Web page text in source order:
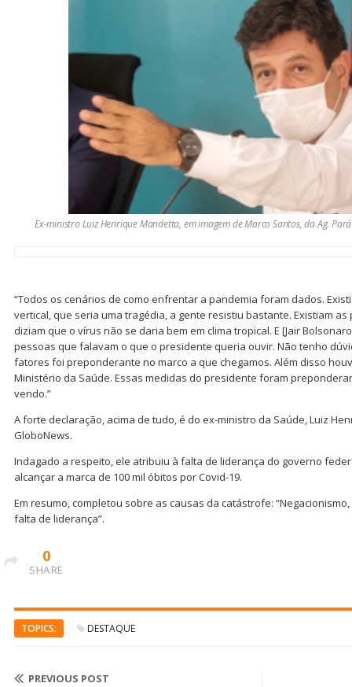
Ex-ministro Luiz Henrique Mandetta, em imagem de Marco Santos, da Ag.
“Todos os cenários de como enfrentar a pandemia foram dados.
vertical, que seria uma tragédia, a gente resistiu bastante. Existiam
diziam que o vírus não se daria bem em clima tropical. E [Jair
pessoas que falavam o que o presidente queria ouvir. Não tenho
fatores foi preponderante no marco a que chegamos. Além disso
Ministério da Saúde. Essas medidas do presidente foram
vendo.”
A forte declaração, acima de tudo, é do ex-ministro da Saúde, Luiz
GloboNews.
Indagado a respeito, ele atribuiu à falta de liderança do governo
alcançar a marca de 100 mil óbitos por Covid-19.
Em resumo, completou sobre as causas da catástrofe:
falta de liderança”.
0
SHARE
TOPICS: DESTAQUE
PREVIOUS POST